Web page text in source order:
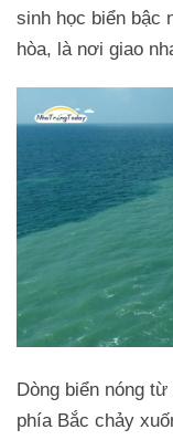
sinh học biển bậc
hòa, là nơi giao
Dòng biển nóng
phía Bắc chảy